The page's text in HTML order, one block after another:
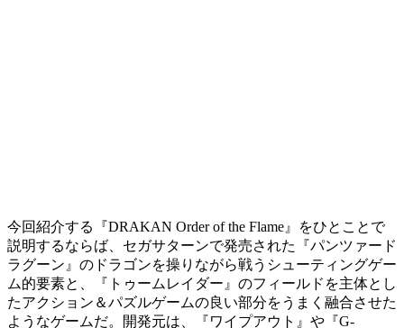
今回紹介する『DRAKAN Order of the Flame』をひとことで
説明するならば、セガサターンで発売された『パンツァード
ラグーン』のドラゴンを操りながら戦うシューティングゲー
ム的要素と、『トゥームレイダー』のフィールドを主体とし
たアクション＆パズルゲームの良い部分をうまく融合させた
ようなゲームだ。開発元は、『ワイプアウト』や『G-